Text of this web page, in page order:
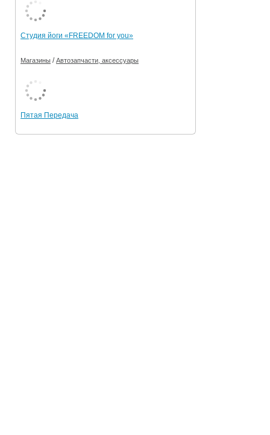
Студия йоги «FREEDOM for you»
Магазины /Автозапчасти, аксессуары
Пятая Передача